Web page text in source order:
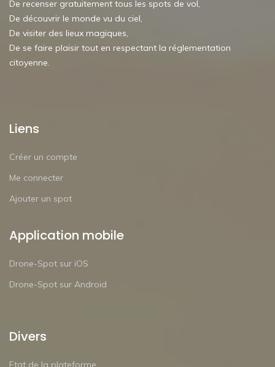
De recenser gratuitement tous les spots de vol,
De découvrir le monde vu du ciel,
De visiter des lieux magiques,
De se faire plaisir tout en respectant la réglementation
citoyenne.
Liens
Créer un compte
Me connecter
Ajouter un spot
Application mobile
Drone-Spot sur iOS
Drone-Spot sur Android
Divers
Etat de la plateforme